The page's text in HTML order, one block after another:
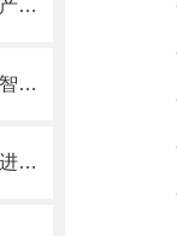
青岛机床防护罩能减少机器工作时产生的噪音对周围环境的影响
车床排屑机的应用场景：从单机到智能产线
正确选用缝合式丝杠防护罩需对其进行风险评估